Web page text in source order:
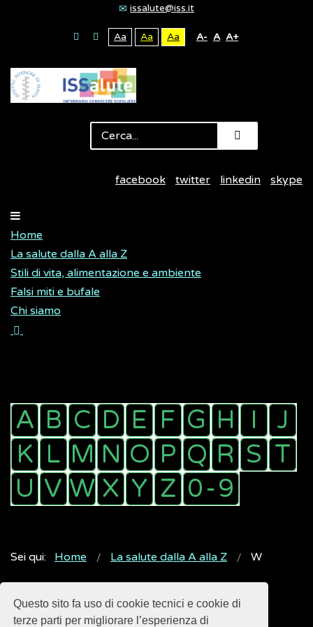
Questo sito fa uso di cookie tecnici e cookie di
terze parti per migliorare l’esperienza di
issalute@iss.it
Aa Aa Aa A- A A+
facebook twitter linkedin skype
Home
La salute dalla A alla Z
Stili di vita, alimentazione e ambiente
Falsi miti e bufale
Chi siamo
Sei qui: Home La salute dalla A alla Z W